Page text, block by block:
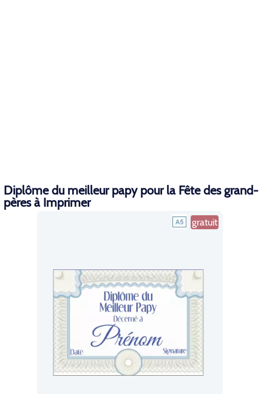
Diplôme du meilleur papy pour la Fête des grand-
pères à Imprimer
gratuit